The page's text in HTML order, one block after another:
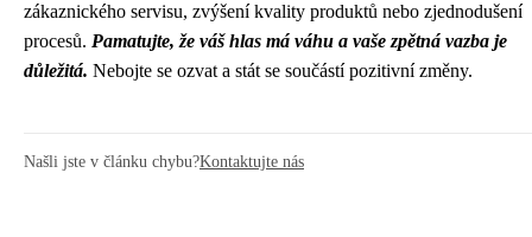
zákaznického servisu, zvýšení kvality produktů nebo zjednodušení
procesů. Pamatujte, že váš hlas má váhu a vaše zpětná vazba je
důležitá. Nebojte se ozvat a stát se součástí pozitivní změny.
Našli jste v článku chybu?Kontaktujte nás